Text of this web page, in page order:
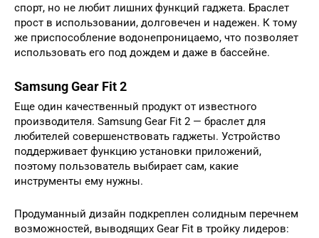
спорт, но не любит лишних функций гаджета. Браслет
прост в использовании, долговечен и надежен. К тому
же приспособление водонепроницаемо, что позволяет
использовать его под дождем и даже в бассейне.
Samsung Gear Fit 2
Еще один качественный продукт от известного
производителя. Samsung Gear Fit 2 — браслет для
любителей совершенствовать гаджеты. Устройство
поддерживает функцию установки приложений,
поэтому пользователь выбирает сам, какие
инструменты ему нужны.
Продуманный дизайн подкреплен солидным перечнем
возможностей, выводящих Gear Fit в тройку лидеров: